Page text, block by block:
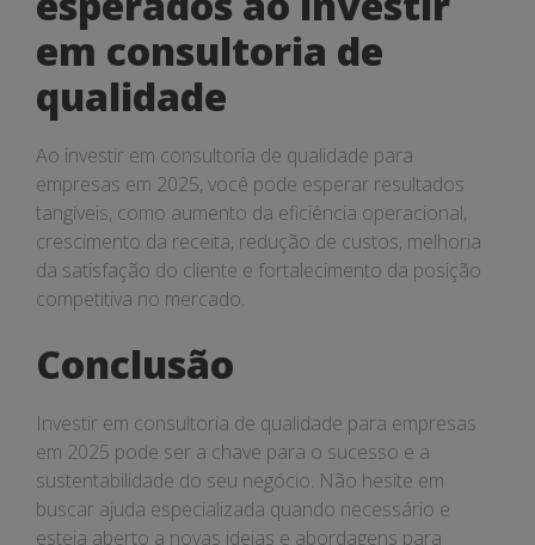
em consultoria de
qualidade
Ao investir em consultoria de qualidade para
empresas em 2025, você pode esperar resultados
tangíveis, como aumento da eficiência operacional,
crescimento da receita, redução de custos, melhoria
da satisfação do cliente e fortalecimento da posição
competitiva no mercado.
Conclusão
Investir em consultoria de qualidade para empresas
em 2025 pode ser a chave para o sucesso e a
sustentabilidade do seu negócio. Não hesite em
buscar ajuda especializada quando necessário e
esteja aberto a novas ideias e abordagens para